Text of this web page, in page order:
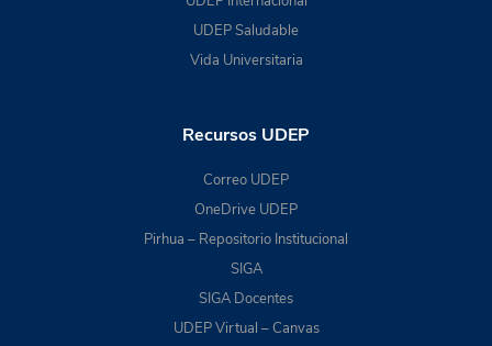
UDEP Saludable
Vida Universitaria
Recursos UDEP
Correo UDEP
OneDrive UDEP
Pirhua – Repositorio Institucional
SIGA
SIGA Docentes
UDEP Virtual – Canvas